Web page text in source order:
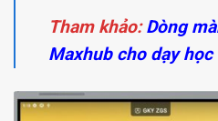
Tham khảo: Dòng
Maxhub cho dạy học